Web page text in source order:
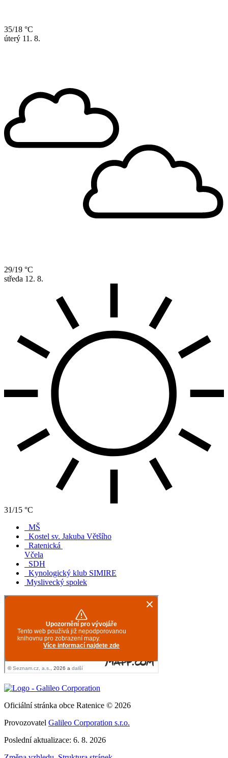
35/18 °C
úterý 11. 8.
29/19 °C
středa 12. 8.
31/15 °C
MŠ
Kostel sv. Jakuba Většího
Ratenická
Včela
SDH
Kynologický klub SIMIRE
Myslivecký spolek
Oficiální stránka obce Ratenice © 2026
Provozovatel Galileo Corporation s.r.o.
Poslední aktualizace: 6. 8. 2026